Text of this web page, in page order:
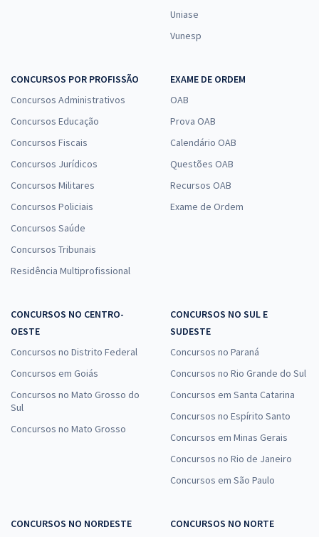
Uniase
Vunesp
CONCURSOS POR PROFISSÃO
Concursos Administrativos
Concursos Educação
Concursos Fiscais
Concursos Jurídicos
Concursos Militares
Concursos Policiais
Concursos Saúde
Concursos Tribunais
Residência Multiprofissional
EXAME DE ORDEM
OAB
Prova OAB
Calendário OAB
Questões OAB
Recursos OAB
Exame de Ordem
CONCURSOS NO CENTRO-
OESTE
Concursos no Distrito Federal
Concursos em Goiás
Concursos no Mato Grosso do
Sul
Concursos no Mato Grosso
CONCURSOS NO SUL E
SUDESTE
Concursos no Paraná
Concursos no Rio Grande do Sul
Concursos em Santa Catarina
Concursos no Espírito Santo
Concursos em Minas Gerais
Concursos no Rio de Janeiro
Concursos em São Paulo
CONCURSOS NO NORDESTE
CONCURSOS NO NORTE